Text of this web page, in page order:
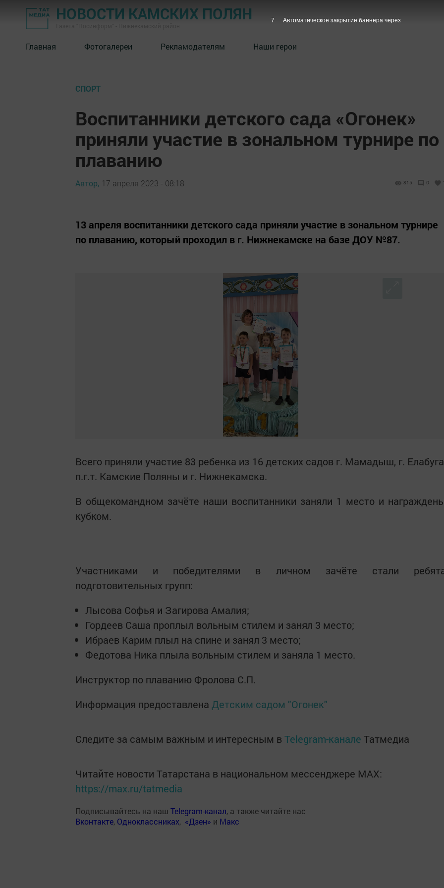
НОВОСТИ КАМСКИХ ПОЛЯН
Главная Фотогалереи Рекламодателям Наши герои
СПОРТ
Воспитанники детского сада «Огонек»
приняли участие в зональном турнире по
плаванию
Автор, 17 апреля 2023 - 08:18 815 0 1
13 апреля воспитанники детского сада приняли участие в зональном турнире
по плаванию, который проходил в г. Нижнекамске на базе ДОУ №87.
Всего приняли участие 83 ребенка из 16 детских садов г. Мамадыш, г.
п.г.т. Камские Поляны и г. Нижнекамска.
В общекомандном зачёте наши воспитанники заняли 1 место и
кубком.
Участниками и победителями в личном зачёте стали
подготовительных групп:
Лысова Софья и Загирова Амалия;
Гордеев Саша проплыл вольным стилем и занял 3 место;
Ибраев Карим плыл на спине и занял 3 место;
Федотова Ника плыла вольным стилем и заняла 1 место.
Инструктор по плаванию Фролова С.П.
Информация предоставлена Детским садом "Огонек"
Следите за самым важным и интересным в Telegram-канале Татмедиа
Читайте новости Татарстана в национальном мессенджере MАХ:
https://max.ru/tatmedia
Подписывайтесь на наш Telegram-канал, а также читайте нас
Вконтакте, Одноклассниках, «Дзен» и Макс
6 Автоматическое закрытие баннера через